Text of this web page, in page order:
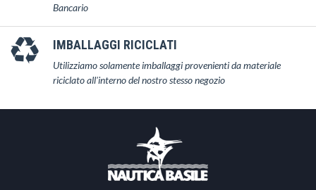
Bancario
IMBALLAGGI RICICLATI
Utilizziamo solamente imballaggi provenienti da materiale
riciclato all'interno del nostro stesso negozio